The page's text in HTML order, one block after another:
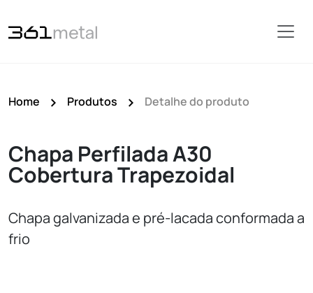
Home Produtos Detalhe do produto
Chapa Perfilada A30
Cobertura Trapezoidal
Chapa galvanizada e pré-lacada conformada a
frio